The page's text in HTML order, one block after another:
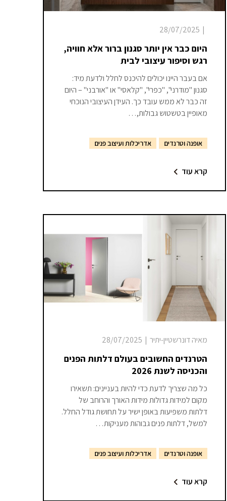
|
28/07/2025
היום כבר אין יותר סגנון ברור אלא חוויה,
רגש וסיפור עיצובי לבית
אם בעבר היינו יכולים להיכנס לחלל ולדעת מיד:
סגנון "מודרני", "כפרי", "קלאסי" או "אורבני" – היום
זה כבר לא ממש עובד כך. העידן העיצובי הנוכחי
מאופיין בטשטוש גבולות,…
אופנה וטרנדים אדריכלות ועיצוב פנים
קרא עוד
מאיה דונרשטיין-יתיר |
28/07/2025
הטרנדים החשובים בעולם דלתות הפנים
והכניסה לשנת 2026
כל מה שצריך לדעת כדי להיות בעניינים: תשאירו
מקום למידות גדולות מידות האורך והרוחב של
דלתות משפיעות באופן ישיר על תחושת גודל החלל.
למשל, דלתות פנים גבוהות מעניקות…
אופנה וטרנדים אדריכלות ועיצוב פנים
קרא עוד